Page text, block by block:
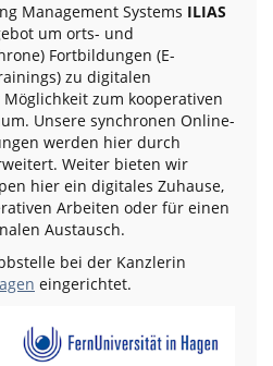
Management Systems ILIAS
um orts- und
Fortbildungen (E-
zu digitalen
zum kooperativen
Unsere synchronen Online-
werden hier durch
Weiter bieten wir
hier ein digitales Zuhause,
Arbeiten oder für einen
Austausch.
bei der Kanzlerin
eingerichtet.